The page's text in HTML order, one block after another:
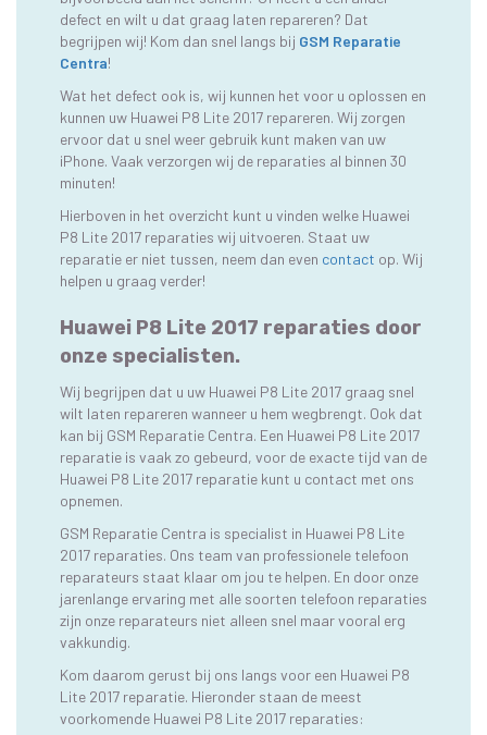
defect en wilt u dat graag laten repareren? Dat
begrijpen wij! Kom dan snel langs bij GSM Reparatie
Centra!
Wat het defect ook is, wij kunnen het voor u oplossen en
kunnen uw Huawei P8 Lite 2017 repareren. Wij zorgen
ervoor dat u snel weer gebruik kunt maken van uw
iPhone. Vaak verzorgen wij de reparaties al binnen 30
minuten!
Hierboven in het overzicht kunt u vinden welke Huawei
P8 Lite 2017 reparaties wij uitvoeren. Staat uw
reparatie er niet tussen, neem dan even contact op. Wij
helpen u graag verder!
Huawei P8 Lite 2017 reparaties door
onze specialisten.
Wij begrijpen dat u uw Huawei P8 Lite 2017 graag snel
wilt laten repareren wanneer u hem wegbrengt. Ook dat
kan bij GSM Reparatie Centra. Een Huawei P8 Lite 2017
reparatie is vaak zo gebeurd, voor de exacte tijd van de
Huawei P8 Lite 2017 reparatie kunt u contact met ons
opnemen.
GSM Reparatie Centra is specialist in Huawei P8 Lite
2017 reparaties. Ons team van professionele telefoon
reparateurs staat klaar om jou te helpen. En door onze
jarenlange ervaring met alle soorten telefoon reparaties
zijn onze reparateurs niet alleen snel maar vooral erg
vakkundig.
Kom daarom gerust bij ons langs voor een Huawei P8
Lite 2017 reparatie. Hieronder staan de meest
voorkomende Huawei P8 Lite 2017 reparaties: